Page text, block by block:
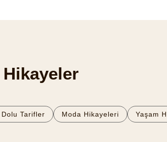
Dolu Tarifler Moda Hikayeleri Yaşam